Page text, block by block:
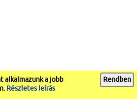
alkalmazunk a jobb
Részletes leírás
Rendben